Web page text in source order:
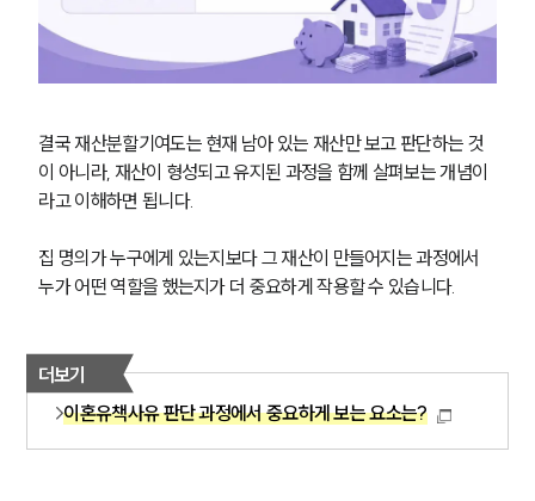
결국 재산분할기여도는 현재 남아 있는 재산만 보고 판단하는 것
이 아니라, 재산이 형성되고 유지된 과정을 함께 살펴보는 개념이
라고 이해하면 됩니다.
집 명의가 누구에게 있는지보다 그 재산이 만들어지는 과정에서
누가 어떤 역할을 했는지가 더 중요하게 작용할 수 있습니다.
더보기
이혼유책사유 판단 과정에서 중요하게 보는 요소는?